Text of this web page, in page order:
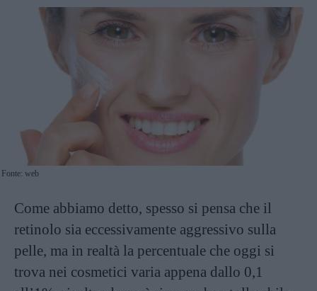
Fonte: web
Come abbiamo detto, spesso si pensa che il
retinolo sia eccessivamente aggressivo sulla
pelle, ma in realtà la percentuale che oggi si
trova nei cosmetici varia appena dallo 0,1